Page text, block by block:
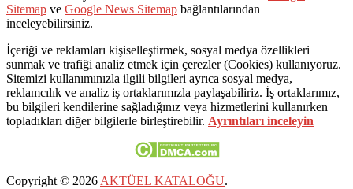
Sitemap ve Google News Sitemap bağlantılarından
inceleyebilirsiniz.
İçeriği ve reklamları kişiselleştirmek, sosyal medya özellikleri
sunmak ve trafiği analiz etmek için çerezler (Cookies) kullanıyoruz.
Sitemizi kullanımınızla ilgili bilgileri ayrıca sosyal medya,
reklamcılık ve analiz iş ortaklarımızla paylaşabiliriz. İş ortaklarımız,
bu bilgileri kendilerine sağladığınız veya hizmetlerini kullanırken
topladıkları diğer bilgilerle birleştirebilir. Ayrıntıları inceleyin
Copyright © 2026 AKTÜEL KATALOĞU.